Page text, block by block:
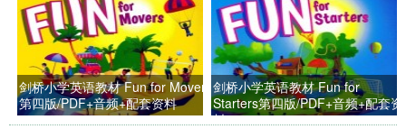
剑桥小学英语教材 Fun for Movers
第四版/PDF+音频+配套资料
剑桥小学英语教材 Fun for
Starters第四版/PDF+音频+配套资
料